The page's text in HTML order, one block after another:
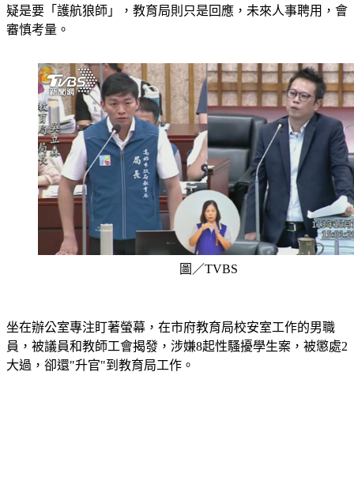
卻被發現，竟然「升官」到教育局工作，讓教師工會怒轟，質
疑是要「護航狼師」，教育局則只是回應，未來人事聘用，會
坐在辦公室專注盯著螢幕，在市府教育局校安室工作的男職
員，被議員和教師工會揭發，涉嫌8起性騷擾學生案，被懲處2